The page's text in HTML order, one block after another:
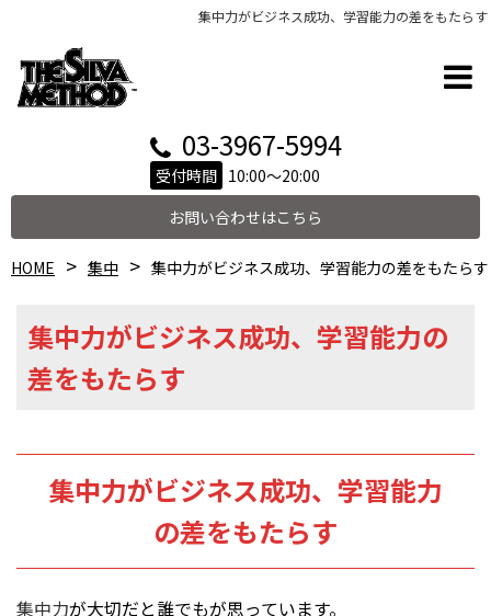
集中力がビジネス成功、学習能力の差をもたらす
03-3967-5994
受付時間 10:00～20:00
お問い合わせはこちら
HOME 集中 集中力がビジネス成功、学習能力の差をもたらす
集中力がビジネス成功、学習能力の
差をもたらす
集中力がビジネス成功、学習能力
の差をもたらす
集中力が大切だと誰でもが思っています。